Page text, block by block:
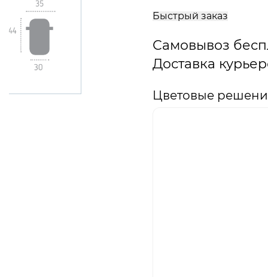
Быстрый заказ
Самовывоз
Доставка
Цветовые